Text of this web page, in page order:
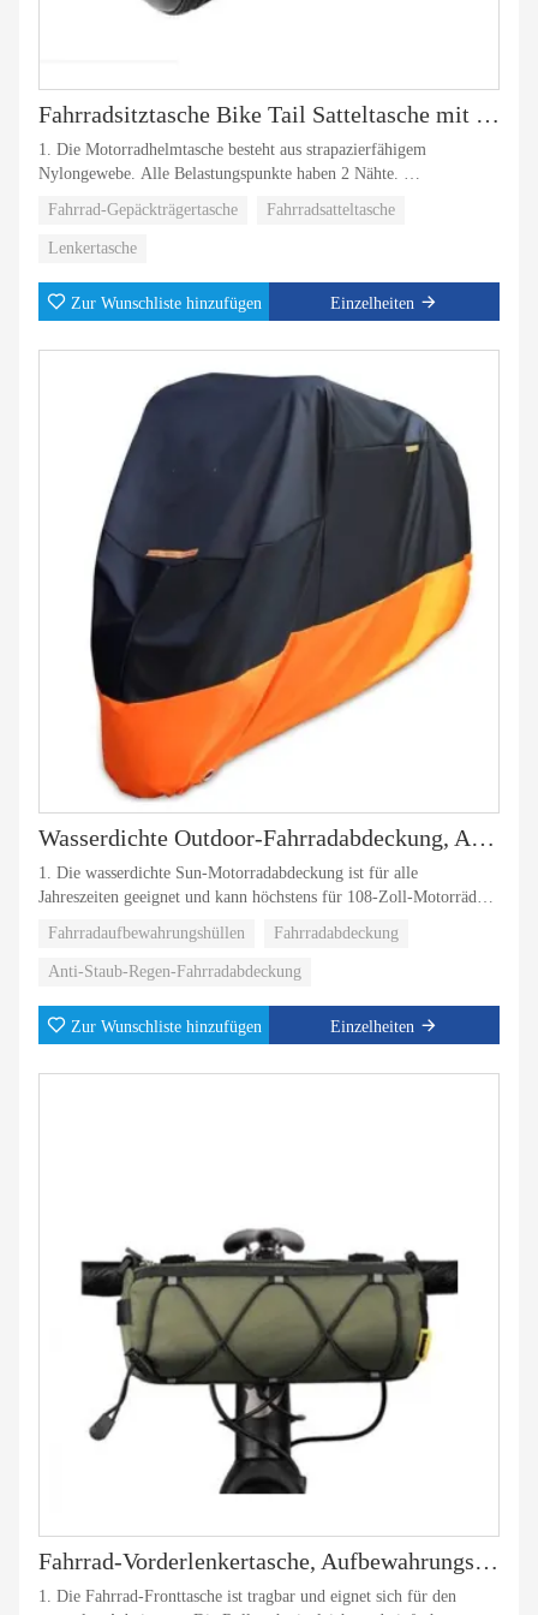
Fahrradsitztasche Bike Tail Satteltasche mit großer Kapazität
1. Die Motorradhelmtasche besteht aus strapazierfähigem
Nylongewebe. Alle Belastungspunkte haben 2 Nähte.
2. Motorrad-Satteltaschen sind speziell für Sie konzipiert, wenn Sie
gerne mit dem Motorrad reisen.
Fahrrad-Gepäckträgertasche Fahrradsatteltasche
Lenkertasche
Zur Wunschliste hinzufügen Einzelheiten
Wasserdichte Outdoor-Fahrradabdeckung, Anti-Staub, Regen, Schnee, UV
1. Die wasserdichte Sun-Motorradabdeckung ist für alle
Jahreszeiten geeignet und kann höchstens für 108-Zoll-Motorräder
2. Die Wirkung des wasserdichten Schutzes. Und kann auch
3. Geringes Gewicht und einfach zu tragen.
Fahrradaufbewahrungshüllen Fahrradabdeckung
Anti-Staub-Regen-Fahrradabdeckung
Zur Wunschliste hinzufügen Einzelheiten
Fahrrad-Vorderlenkertasche, Aufbewahrungsrolle, Pendlertasche
1. Die Fahrrad-Fronttasche ist tragbar und eignet sich für den